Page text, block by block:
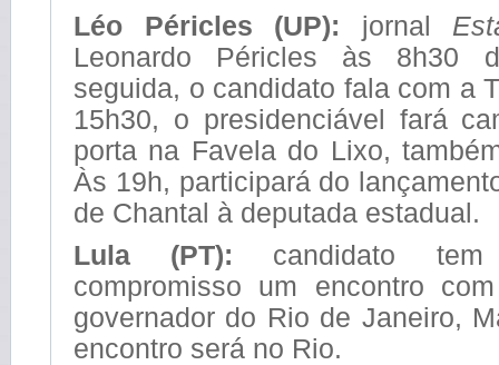
Léo Péricles (UP): jornal
Leonardo Péricles às 8h30
seguida, o candidato fala com a
15h30, o presidenciável fará
porta na Favela do Lixo,
Às 19h, participará do
de Chantal à deputada estadual.
Lula (PT): candidato
compromisso um encontro
governador do Rio de Janeiro,
encontro será no Rio.